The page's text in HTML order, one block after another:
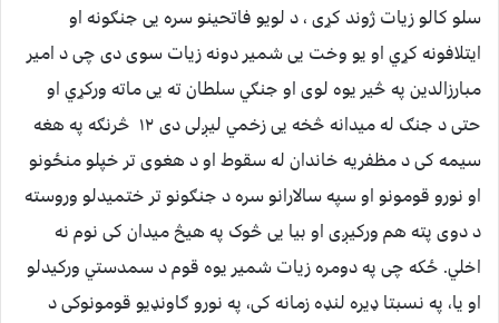
سلو کالو زیات ژوند کړی ، د لویو فاتحینو سره یی جنګونه او
ایتلافونه کړي او یو وخت یی شمیر دونه زیات سوی دی چی د امیر
مبارزالدین په څیر یوه لوی او جنګي سلطان ته یی ماته ورکړي او
حتی د جنګ له میدانه څخه یی زخمي لیږلی دی ۱۲ څرنګه په هغه
سیمه کی د مظفریه خاندان له سقوط او د هغوی تر خپلو منځونو
او نورو قومونو او سپه سالارانو سره د جنګونو تر ختمیدلو وروسته
د دوی پته هم ورکیږی او بیا یی څوک په هیڅ میدان کی نوم نه
اخلي. ځکه چی په دومره زیات شمیر یوه قوم د سمدستي ورکیدلو
او یا، په نسبتا ډیره لنډه زمانه کی، په نورو ګاونډیو قومونوکی د